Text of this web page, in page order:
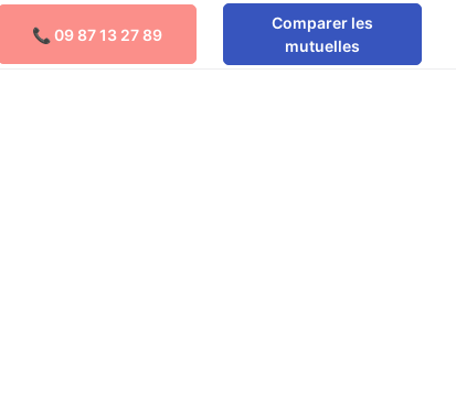
📞 09 87 13 27 89
Comparer les
mutuelles
Comparer les mutuelles